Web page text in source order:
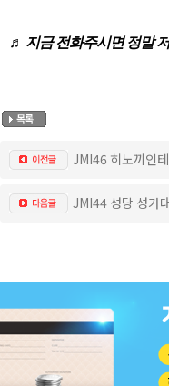
♬ 지금 전화주시면 정말
JMI46 히노끼인
JMI44 성당 성가